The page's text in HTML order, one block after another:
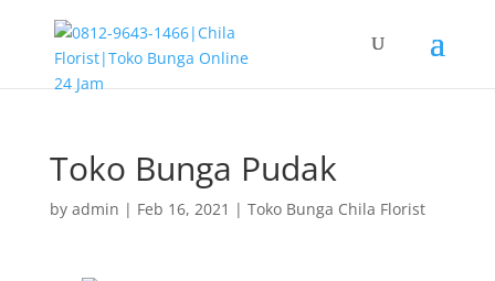
Toko Bunga Pudak
by admin | Feb 16, 2021 | Toko Bunga Chila Florist